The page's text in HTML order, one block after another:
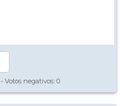
- Votos negativos: 0